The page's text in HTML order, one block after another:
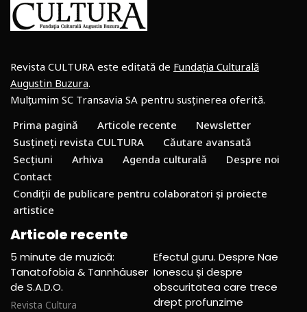
Revista CULTURA este editată de Fundația Culturală
Augustin Buzura.
Mulțumim SC Transavia SA pentru susținerea oferită.
Prima pagină
Articole recente
Newsletter
Susțineți revista CULTURA
Căutare avansată
Secțiuni
Arhiva Agenda culturală
Despre noi
Contact
Condiții de publicare pentru colaboratori și proiecte
artistice
Articole recente
5 minute de muzică:
Tanatofobia & Tannhäuser
de S.A.D.O.
Revista Cultura
Efectul guru. Despre Nae
Ionescu și despre
obscuritatea care trece
drept profunzime